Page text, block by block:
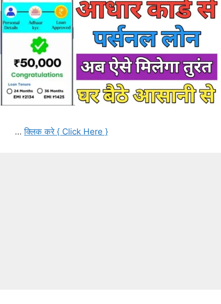
…क्लिक करे { Click Here }